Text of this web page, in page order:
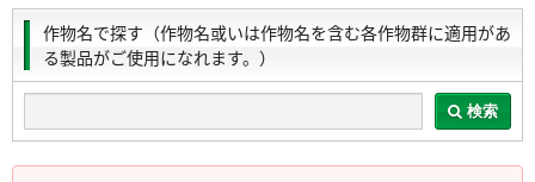
作物名で探す（作物名或いは作物名を含む各作物群に適用があ
る製品がご使用になれます。）
検索